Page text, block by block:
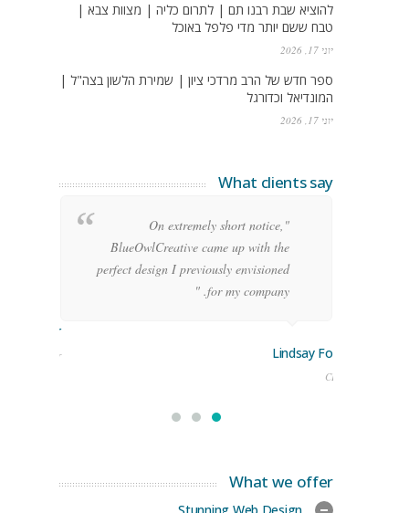
להוציא שבת רבנו תם | לתרום כליה | מצוות צבא |
טבח ששם יותר מדי פלפל באוכל
יוני 17, 2026
ספר חדש של הרב מרדכי ציון | שמירת הלשון בצה"ל |
המונדיאל וכדורגל
יוני 17, 2026
What clients say
"On extremely short notice,
BlueOwlCreative came up with the
perfect design I previously envisioned
for my company. "
Lindsay Ford
CEO
Stoner
Manager
What we offer